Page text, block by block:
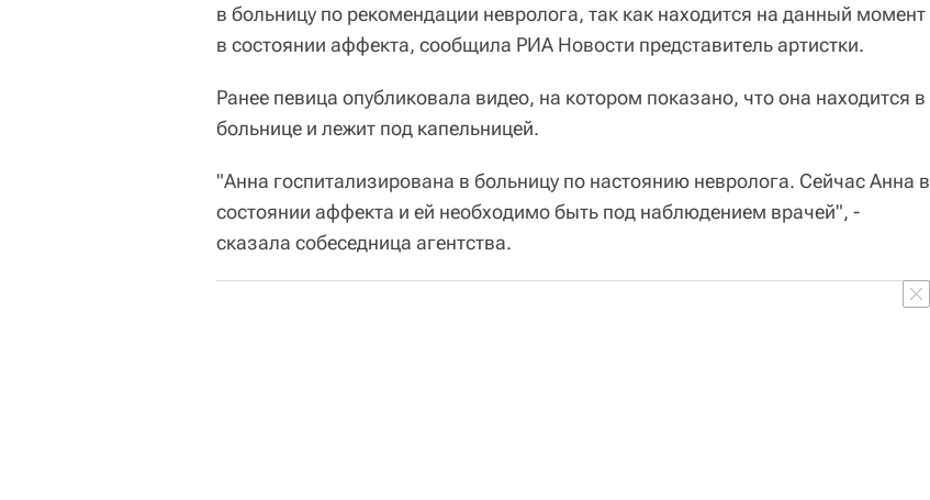
в больницу по рекомендации невролога, так как находится на данный момент
в состоянии аффекта, сообщила РИА Новости представитель артистки.
Ранее певица опубликовала видео, на котором показано, что она находится в
больнице и лежит под капельницей.
"Анна госпитализирована в больницу по настоянию невролога. Сейчас Анна в
состоянии аффекта и ей необходимо быть под наблюдением врачей", -
сказала собеседница агентства.